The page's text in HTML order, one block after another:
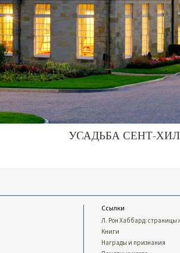
УСАДЬБА СЕНТ-
Ссылки
Л. Рон Хаббард: страницы
Книги
Награды и признания